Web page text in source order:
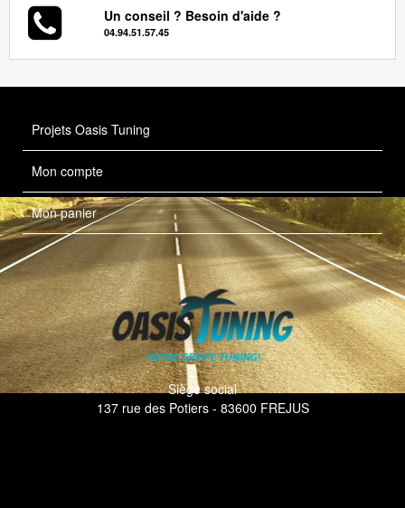
Un conseil ? Besoin d'aide ?
04.94.51.57.45
Projets Oasis Tuning
Mon compte
Mon panier
Siège social
137 rue des Potiers - 83600 FREJUS